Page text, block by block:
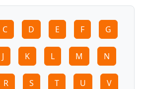
C D E F G
J K L M N
R S T U V